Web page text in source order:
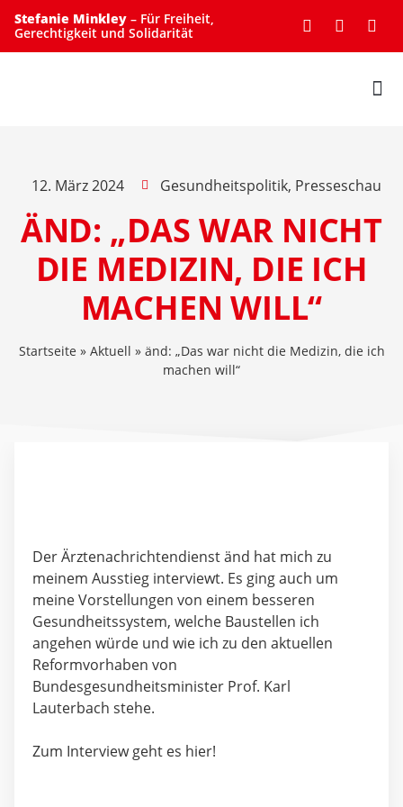
Stefanie Minkley – Für Freiheit,
Gerechtigkeit und Solidarität
12. März 2024 Gesundheitspolitik, Presseschau
ÄND: „DAS WAR NICHT
DIE MEDIZIN, DIE ICH
MACHEN WILL“
Startseite » Aktuell » änd: „Das war nicht die Medizin, die ich
machen will“
Der Ärztenachrichtendienst änd hat mich zu
meinem Ausstieg interviewt. Es ging auch um
meine Vorstellungen von einem besseren
Gesundheitssystem, welche Baustellen ich
angehen würde und wie ich zu den aktuellen
Reformvorhaben von
Bundesgesundheitsminister Prof. Karl
Lauterbach stehe.
Zum Interview geht es hier!